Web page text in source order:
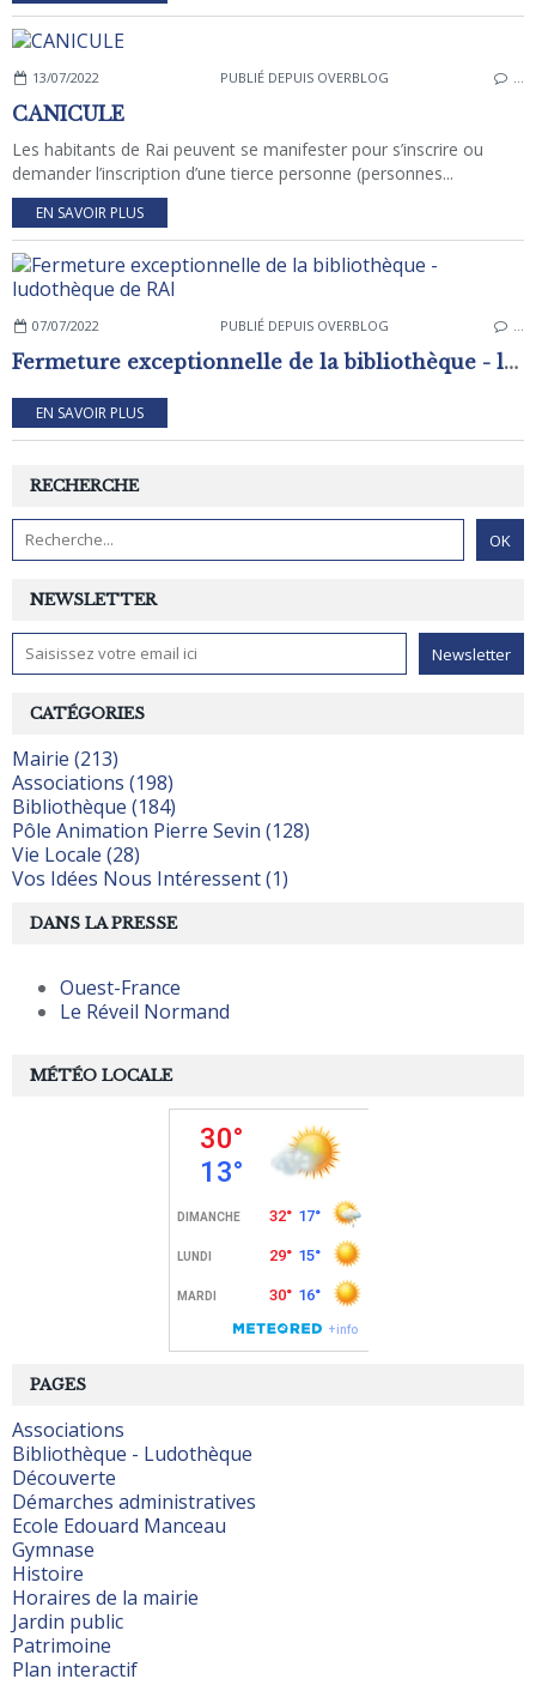
13/07/2022 PUBLIÉ DEPUIS OVERBLOG …
CANICULE
Les habitants de Rai peuvent se manifester pour s’inscrire ou
demander l’inscription d’une tierce personne (personnes...
EN SAVOIR PLUS
07/07/2022 PUBLIÉ DEPUIS OVERBLOG …
Fermeture exceptionnelle de la bibliothèque - ludothèque de RAI
EN SAVOIR PLUS
NEWSLETTER
RECHERCHE
PAGES
Associations
Bibliothèque - Ludothèque
Découverte
Démarches administratives
Ecole Edouard Manceau
Gymnase
Histoire
Horaires de la mairie
Jardin public
Patrimoine
Plan interactif
CATÉGORIES
Mairie (213)
Associations (198)
Bibliothèque (184)
Pôle Animation Pierre Sevin (128)
Vie Locale (28)
Vos Idées Nous Intéressent (1)
MÉTÉO LOCALE
DANS LA PRESSE
Ouest-France
Le Réveil Normand